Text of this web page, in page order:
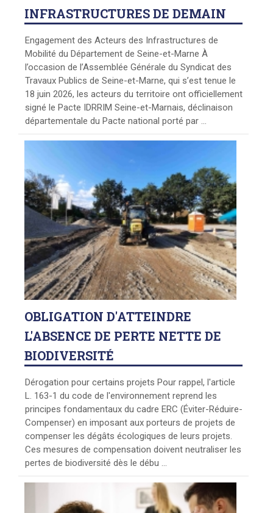
INFRASTRUCTURES DE DEMAIN
Engagement des Acteurs des Infrastructures de
Mobilité du Département de Seine-et-Marne À
l’occasion de l’Assemblée Générale du Syndicat des
Travaux Publics de Seine-et-Marne, qui s’est tenue le
18 juin 2026, les acteurs du territoire ont officiellement
signé le Pacte IDRRIM Seine-et-Marnais, déclinaison
départementale du Pacte national porté par ...
OBLIGATION D'ATTEINDRE
L'ABSENCE DE PERTE NETTE DE
BIODIVERSITÉ
Dérogation pour certains projets Pour rappel, l'article
L. 163-1 du code de l'environnement reprend les
principes fondamentaux du cadre ERC (Éviter-Réduire-
Compenser) en imposant aux porteurs de projets de
compenser les dégâts écologiques de leurs projets.
Ces mesures de compensation doivent neutraliser les
pertes de biodiversité dès le débu ...